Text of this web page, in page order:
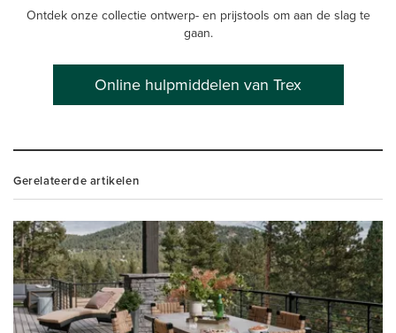
Ontdek onze collectie ontwerp- en prijstools om aan de slag te
gaan.
Online hulpmiddelen van Trex
Gerelateerde artikelen